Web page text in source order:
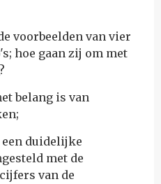
voorbeelden van vier
hoe gaan zij om met
belang is van
een duidelijke
met de
van de